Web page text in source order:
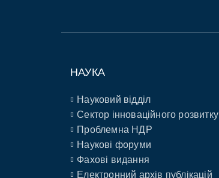
НАУКА
Науковий відділ
Сектор інноваційного розвитку
Проблемна НДР
Наукові форуми
Фахові видання
Електронний архів публікацій